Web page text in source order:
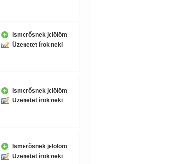
Ismerősnek jelölöm
Üzenetet írok neki
Ismerősnek jelölöm
Üzenetet írok neki
Ismerősnek jelölöm
Üzenetet írok neki